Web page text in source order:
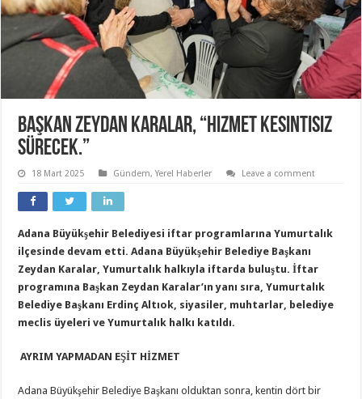
Başkan Zeydan Karalar, “Hizmet kesintisiz
sürecek.”
18 Mart 2025 Gündem,Yerel Haberler Leave a comment
Adana Büyükşehir Belediyesi iftar programlarına Yumurtalık
ilçesinde devam etti. Adana Büyükşehir Belediye Başkanı
Zeydan Karalar, Yumurtalık halkıyla iftarda buluştu. İftar
programına Başkan Zeydan Karalar’ın yanı sıra, Yumurtalık
Belediye Başkanı Erdinç Altıok, siyasiler, muhtarlar, belediye
meclis üyeleri ve Yumurtalık halkı katıldı.
AYRIM YAPMADAN EŞİT HİZMET
Adana Büyükşehir Belediye Başkanı olduktan sonra, kentin dört bir